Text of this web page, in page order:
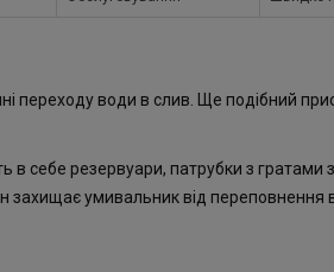
води в слив. Ще подібний
резервуари, патрубки з гратами
захищає умивальник від переповнення